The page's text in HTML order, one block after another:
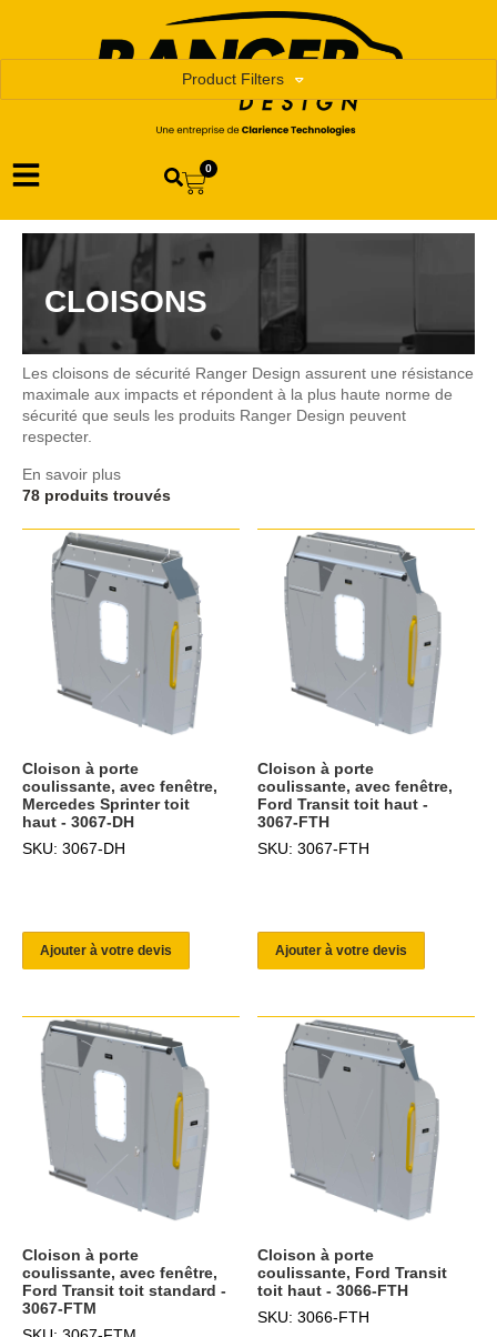
0
CLOISONS
Product Filters
Les cloisons de sécurité Ranger Design assurent une résistance
maximale aux impacts et répondent à la plus haute norme de
sécurité que seuls les produits Ranger Design peuvent
respecter.
En savoir plus
78 produits trouvés
Cloison à porte
coulissante, avec fenêtre,
Mercedes Sprinter toit
haut - 3067-DH
SKU: 3067-DH
Ajouter à votre devis
Cloison à porte
coulissante, avec fenêtre,
Ford Transit toit haut -
3067-FTH
SKU: 3067-FTH
Ajouter à votre devis
Cloison à porte
coulissante, avec fenêtre,
Ford Transit toit standard -
3067-FTM
Cloison à porte
coulissante, Ford Transit
toit haut - 3066-FTH
SKU: 3066-FTH